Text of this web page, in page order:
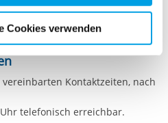
Bitte beachten Sie: Ihre
Bereitstellung der von Ihnen
Website-
setzen wir aufgrund
daher unabhängig von einer
Cookies verwenden
Gesetzliche Grundlagen
37 und 41 SGB VIII
Kontaktzeiten, nach
telefonisch erreichbar.